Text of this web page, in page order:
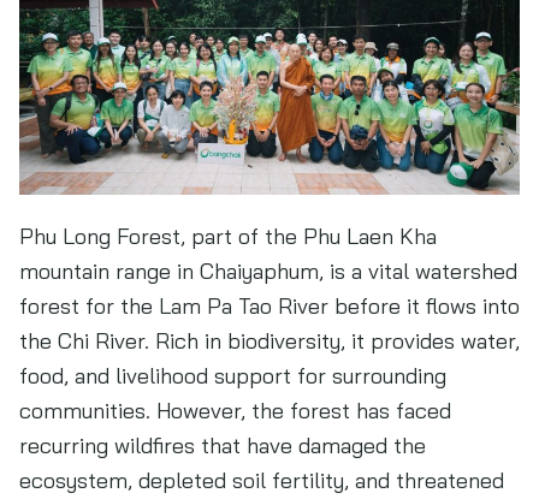
Phu Long Forest, part of the Phu Laen Kha
mountain range in Chaiyaphum, is a vital watershed
forest for the Lam Pa Tao River before it flows into
the Chi River. Rich in biodiversity, it provides water,
food, and livelihood support for surrounding
communities. However, the forest has faced
recurring wildfires that have damaged the
ecosystem, depleted soil fertility, and threatened